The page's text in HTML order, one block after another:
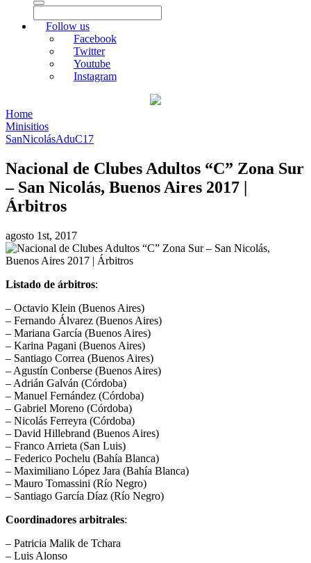
Follow us
Facebook
Twitter
Youtube
Instagram
Home
Minisitios
SanNicolásAduC17
Nacional de Clubes Adultos “C” Zona Sur
– San Nicolás, Buenos Aires 2017 |
Árbitros
agosto 1st, 2017
Listado de árbitros:
– Octavio Klein (Buenos Aires)
– Fernando Álvarez (Buenos Aires)
– Mariana García (Buenos Aires)
– Karina Pagani (Buenos Aires)
– Santiago Correa (Buenos Aires)
– Agustín Conberse (Buenos Aires)
– Adrián Galván (Córdoba)
– Manuel Fernández (Córdoba)
– Gabriel Moreno (Córdoba)
– Nicolás Ferreyra (Córdoba)
– David Hillebrand (Buenos Aires)
– Franco Arrieta (San Luis)
– Federico Pochelu (Bahía Blanca)
– Maximiliano López Jara (Bahía Blanca)
– Mauro Tomassini (Río Negro)
– Santiago García Díaz (Río Negro)
Coordinadores arbitrales:
– Patricia Malik de Tchara
– Luis Alonso